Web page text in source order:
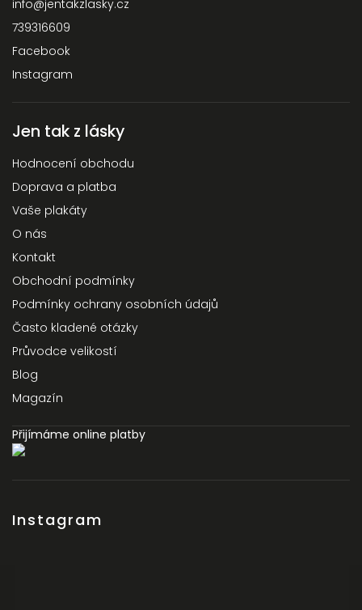
info@jentakzlasky.cz
739316609
Facebook
Instagram
Jen tak z lásky
Hodnocení obchodu
Doprava a platba
Vaše plakáty
O nás
Kontakt
Obchodní podmínky
Podmínky ochrany osobních údajů
Často kladené otázky
Průvodce velikostí
Blog
Magazín
Přijímáme online platby
Instagram